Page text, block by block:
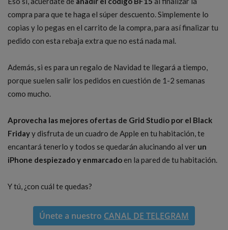
compra para que te haga el súper descuento. Simplemente lo
copias y lo pegas en el carrito de la compra, para así finalizar tu
pedido con esta rebaja extra que no está nada mal.
Además, si es para un regalo de Navidad te llegará a tiempo,
porque suelen salir los pedidos en cuestión de 1-2 semanas
como mucho.
Aprovecha las mejores ofertas de Grid Studio por el Black
Fridayy disfruta de un cuadro de Apple en tu habitación, te
encantará tenerlo y todos se quedarán alucinando al ver un
iPhone despiezado y enmarcadoen la pared de tu habitación.
Y tú, ¿con cuál te quedas?
Únete a nuestro CANAL DE TELEGRAM